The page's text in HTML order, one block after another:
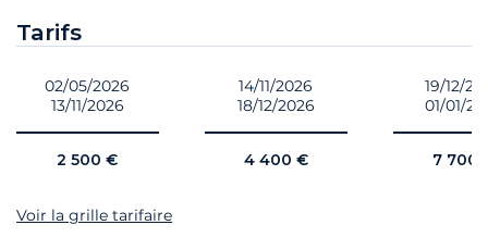
Tarifs
02/05/2026
13/11/2026
2 500 €
14/11/2026
18/12/2026
4 400 €
19/12/
01/01/
7 700
Voir la grille tarifaire